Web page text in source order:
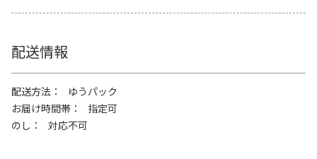
配送情報
配送方法
ゆうパック
お届け時間帯
指定可
のし
対応不可